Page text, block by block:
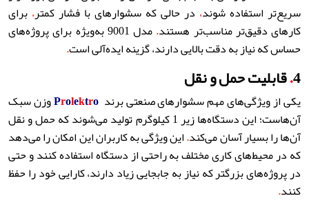
سریع‌تر استفاده شوند، در حالی که سشوارهای با فشار کمتر، برای
کارهای دقیق‌تر مناسب‌تر هستند.
مدل 9001 به‌ویژه برای پروژه‌های
حساس که نیاز به دقت بالایی دارند، گزینه ایده‌آلی است.
4
.قابلیت حمل و نقل
یکی از ویژگی‌های مهم سشوارهای صنعتی برند Prolektro
وزن سبک
آن‌هاست؛ این دستگاه‌ها زیر 1 کیلوگرم تولید می‌شوند که حمل و نقل
آن‌ها را بسیار آسان می‌کند.این ویژگی به کاربران این امکان را می‌دهد
که در محیط‌های کاری مختلف به راحتی از دستگاه استفاده کنند و حتی
در پروژه‌های بزرگتر که نیاز به جابجایی زیاد دارند، کارایی خود را حفظ
کنند.